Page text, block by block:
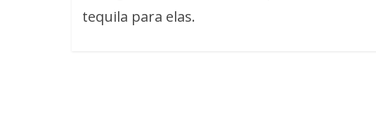
tequila para elas.